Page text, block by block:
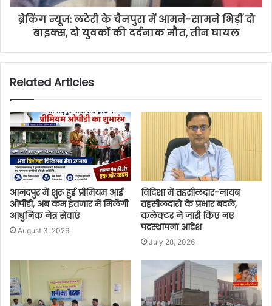
ब्रेकिंग न्यूज: लटेरी के चैनपुरा में आमने-सामने भिड़ीं दो
बाइक्स, दो युवकों की दर्दनाक मौत, तीन घायल
Related Articles
आनंदपुर में शुरू हुई प्रीमियम आई
ओपीडी, अब कम इंतजार में मिलेंगी
आधुनिक नेत्र सेवाएं
August 3, 2026
विदिशा में तहसीलदार-नायब
तहसीलदारों के प्रभार बदले,
कलेक्टर ने जारी किए नए
पदस्थापना आदेश
July 28, 2026